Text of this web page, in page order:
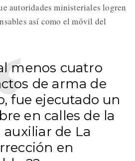
autoridades ministeriales logren
así como el móvil del
menos cuatro
de arma de
fue ejecutado un
en calles de la
de La
en